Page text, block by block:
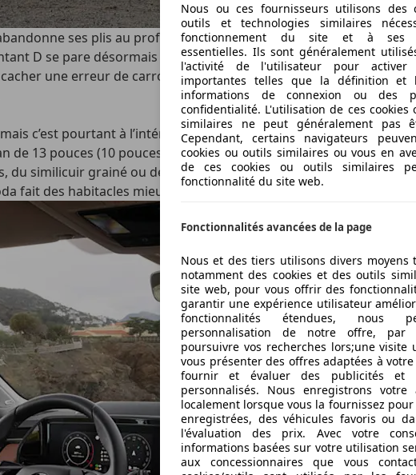
ses plis au profit d’une surface lisse et propre.
D se pare désormais d’un habillage argenté (noir sur
une erreur de carrosserie. Bref, à l’arrière, le grand hayon
c’est pourtant à l’intérieur que la réelle révolution se produit.
de 13 pouces (10 pouces de série en Belgique) en plein centre.
du similicuir grainé ou de la microfibre recyclée habille les
fait des habitacles mieux finis que chez VW…et Audi !
Nous ou ces fournisseurs utilisons des
outils et technologies similaires
fonctionnement du site et à ses
essentielles. Ils sont généralement
l'activité de l'utilisateur pour activer
importantes telles que la définition et
informations de connexion ou des
confidentialité. L'utilisation de ces cookies
similaires ne peut généralement pas
Cependant, certains navigateurs
cookies ou outils similaires ou vous en
de ces cookies ou outils similaires
fonctionnalité du site web.
Fonctionnalités avancées de la page
Nous et des tiers utilisons divers moyens
notamment des cookies et des outils
site web, pour vous offrir des
garantir une expérience utilisateur
fonctionnalités étendues, nous
personnalisation de notre offre, par
poursuivre vos recherches lors;une visite
vous présenter des offres adaptées à
fournir et évaluer des publicités et
personnalisés. Nous enregistrons votre
localement lorsque vous la fournissez
enregistrées, des véhicules favoris ou
l'évaluation des prix. Avec votre
informations basées sur votre utilisation
aux concessionnaires que vous